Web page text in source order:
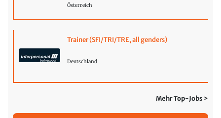
Österreich
Trainer (SFI/TRI/TRE, all genders)
Deutschland
Mehr Top-Jobs >